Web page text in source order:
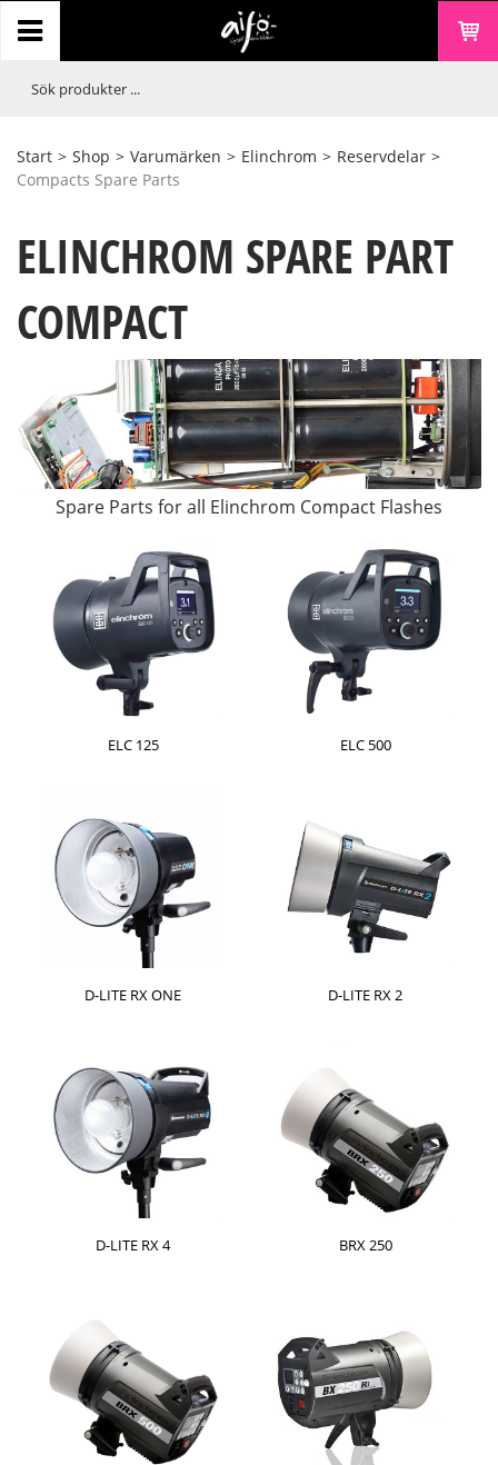
Start > Shop > Varumärken > Elinchrom > Reservdelar >
Compacts Spare Parts
ELINCHROM SPARE PART
COMPACT
Spare Parts for all Elinchrom Compact Flashes
ELC 125 ELC 500
D-LITE RX ONE D-LITE RX 2
D-LITE RX 4 BRX 250